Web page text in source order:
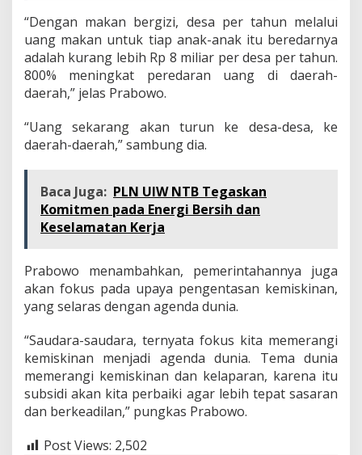
“Dengan makan bergizi, desa per tahun melalui
uang makan untuk tiap anak-anak itu beredarnya
adalah kurang lebih Rp 8 miliar per desa per tahun.
800% meningkat peredaran uang di daerah-
daerah,” jelas Prabowo.
“Uang sekarang akan turun ke desa-desa, ke
daerah-daerah,” sambung dia.
Baca Juga: PLN UIW NTB Tegaskan
Komitmen pada Energi Bersih dan
Keselamatan Kerja
Prabowo menambahkan, pemerintahannya juga
akan fokus pada upaya pengentasan kemiskinan,
yang selaras dengan agenda dunia.
“Saudara-saudara, ternyata fokus kita memerangi
kemiskinan menjadi agenda dunia. Tema dunia
memerangi kemiskinan dan kelaparan, karena itu
subsidi akan kita perbaiki agar lebih tepat sasaran
dan berkeadilan,” pungkas Prabowo.
Post Views: 2,502